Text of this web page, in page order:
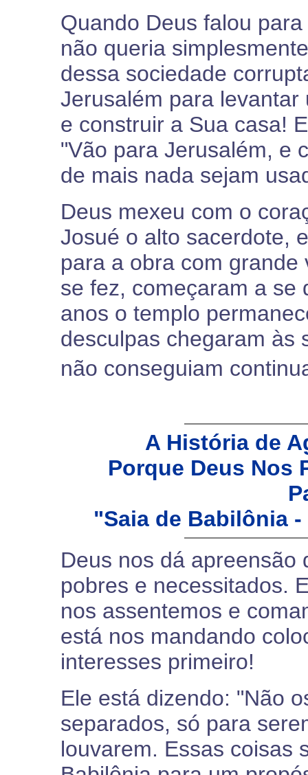
Quando Deus falou
não queria
dessa sociedade
Jerusalém para
e construir a Sua casa!
"Vão para Jerusalém, e
de mais nada sejam
Deus mexeu com o
Josué o alto sacerdote,
para a obra com
se fez, começaram a se
anos o templo
desculpas chegaram às
não conseguiam
A História de
Porque Deus Nos
"Saia de Babilônia
Deus nos dá apreensão
pobres e necessitados.
nos assentemos e
está nos mandando
interesses primeiro!
Ele está dizendo: "Não
separados, só para
louvarem. Essas coisas